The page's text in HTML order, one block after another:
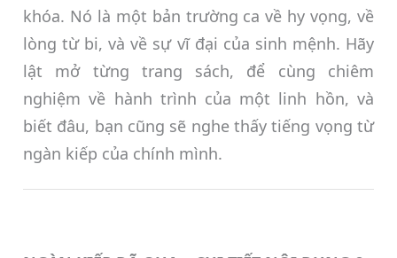
khóa. Nó là một bản trường ca về hy vọng, về
lòng từ bi, và về sự vĩ đại của sinh mệnh. Hãy
lật mở từng trang sách, để cùng chiêm
nghiệm về hành trình của một linh hồn, và
biết đâu, bạn cũng sẽ nghe thấy tiếng vọng từ
ngàn kiếp của chính mình.